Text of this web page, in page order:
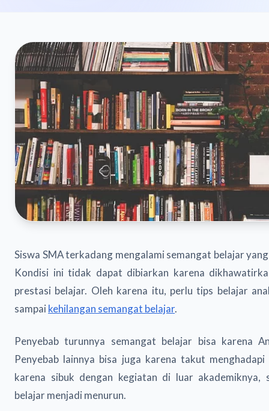
Siswa SMA terkadang mengalami semangat belajar
Kondisi ini tidak dapat dibiarkan karena
prestasi belajar. Oleh karena itu, perlu tips belajar
sampai kehilangan semangat belajar.
Penyebab turunnya semangat belajar bisa karena
Penyebab lainnya bisa juga karena takut
karena sibuk dengan kegiatan di luar akademiknya,
belajar menjadi menurun.